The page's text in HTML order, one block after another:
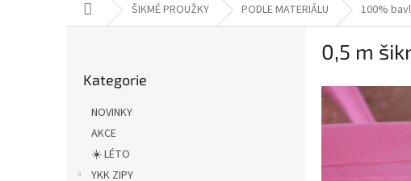
Domů ŠIKMÉ PROUŽKY PODLE MATERIÁLU 100%
kategorie
Kategorie
NOVINKY
AKCE
☀️ LÉTO
YKK ZIPY
0,5 m